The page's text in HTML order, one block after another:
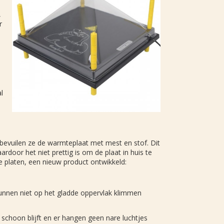
ze de warmteplaat met mest en stof. Dit
het niet prettig is om de plaat in huis te
een nieuw product ontwikkeld:
niet op het gladde oppervlak klimmen
schoon blijft en er hangen geen nare luchtjes